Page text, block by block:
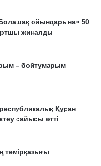
ойындарына» 50
жиналды
– бойтұмарым
Құран
сайысы өтті
темірқазығы